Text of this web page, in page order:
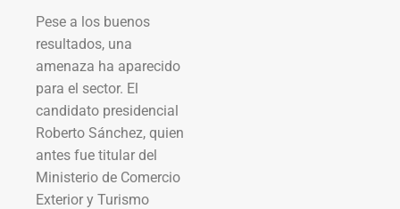
Pese a los buenos
resultados, una
amenaza ha aparecido
para el sector. El
candidato presidencial
Roberto Sánchez, quien
antes fue titular del
Ministerio de Comercio
Exterior y Turismo